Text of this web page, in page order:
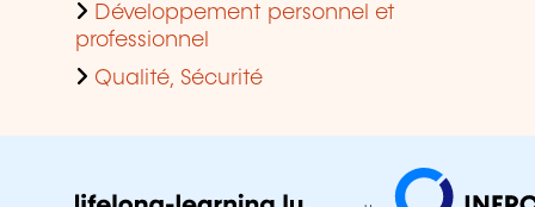
Développement personnel et
professionnel
Qualité, Sécurité